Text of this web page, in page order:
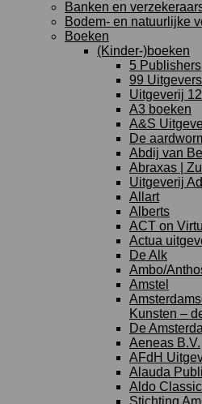
Banken en
Bodem- en natuurlijke
Boeken
(Kinder-)boeken
5 Publishers
99
Uitgeverij
A3 boeken
A&S
De
Abdij van
Abraxas |
Uitgeverij
Allart
Alberts
ACT on
Actua
De Alk
Ambo/
Amstel
Kunsten –
De
Aeneas B.V.
AFdH
Alauda
Aldo
Stichting